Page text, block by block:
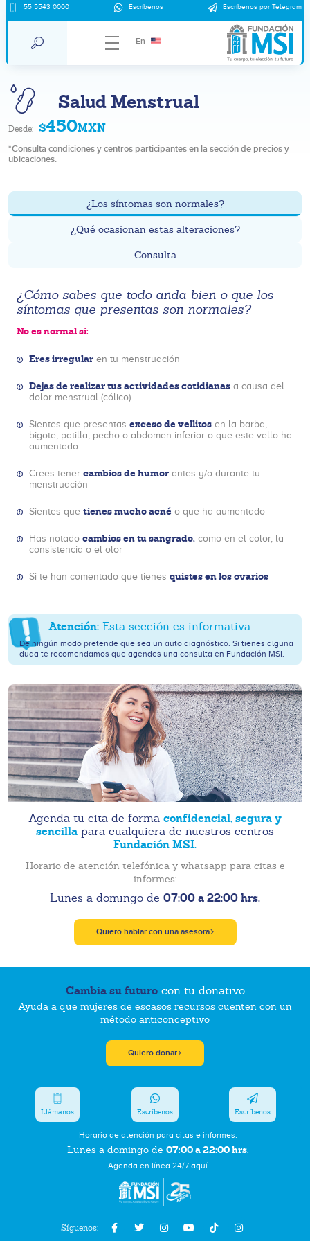
55 5543 0000 Escríbenos Escríbenos por Telegram
En
Salud Menstrual
Desde: $450MXN
*Consulta condiciones y centros participantes en la sección de precios y
ubicaciones.
¿Los síntomas son normales?
¿Qué ocasionan estas alteraciones?
Consulta
¿Cómo sabes que todo anda bien o que los
síntomas que presentas son normales?
No es normal si:
Eres irregular en tu menstruación
Dejas de realizar tus actividades cotidianas a causa del
dolor menstrual (cólico)
Sientes que presentas exceso de vellitos en la barba,
bigote, patilla, pecho o abdomen inferior o que este vello ha
aumentado
Crees tener cambios de humor antes y/o durante tu
menstruación
Sientes que tienes mucho acné o que ha aumentado
Has notado cambios en tu sangrado, como en el color, la
consistencia o el olor
Si te han comentado que tienes quistes en los ovarios
Atención: Esta sección es informativa.
De ningún modo pretende que sea un auto diagnóstico. Si tienes alguna
duda te recomendamos que agendes una consulta en Fundación MSI.
Agenda tu cita de forma confidencial, segura y
sencilla para cualquiera de nuestros centros
Fundación MSI.
Horario de atención telefónica y whatsapp para citas e
informes:
Lunes a domingo de 07:00 a 22:00 hrs.
Quiero hablar con una asesora
Cambia su futurocon tu donativo
Ayuda a que mujeres de escasos recursos cuenten con un
método anticonceptivo
Quiero donar
Síguenos:
Horario de atención para citas e informes:
Lunes a domingo de 07:00 a 22:00 hrs.
Agenda en línea 24/7 aquí
Llámanos Escríbenos Escríbenos